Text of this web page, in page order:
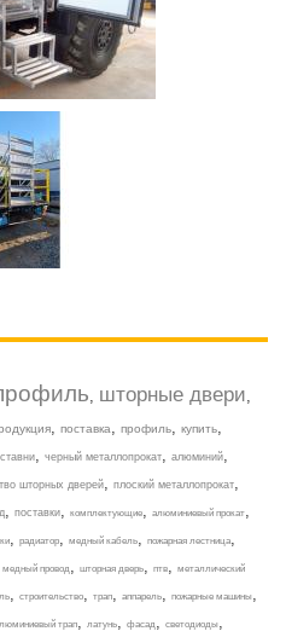
шторные двери
поставка профиль купить
черный металлопрокат алюминий
шторных дверей плоский металлопрокат
поставки комплектующие алюминиевый прокат
радиатор медный кабель пожарная лестница
медный провод шторная дверь птв металлический
строительство трап аппарель пожарные машины
трап латунь фасад светодиоды